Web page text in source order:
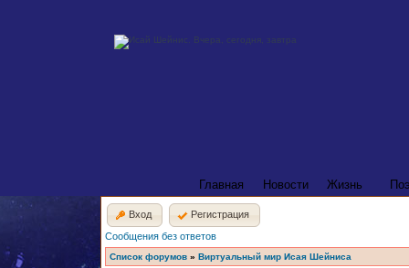
Главная Новости Жизнь
Вход
Регистрация
Сообщения без ответов
Список форумов » Виртуальный мир Исая Шейниса